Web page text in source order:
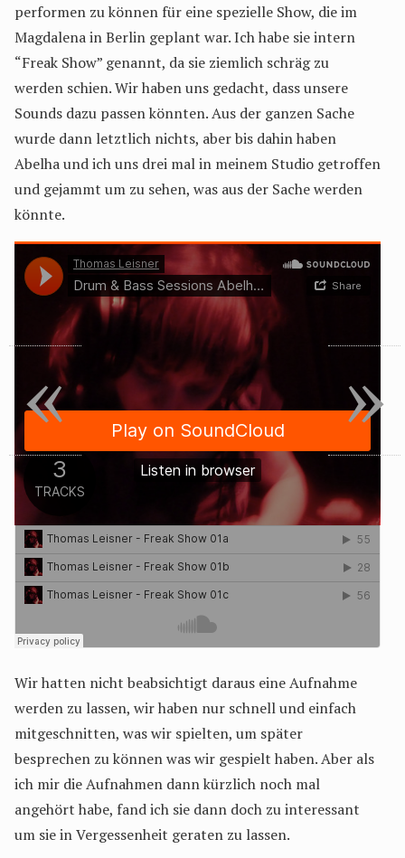
performen zu können für eine spezielle Show, die im
Magdalena in Berlin geplant war. Ich habe sie intern
“Freak Show” genannt, da sie ziemlich schräg zu
werden schien. Wir haben uns gedacht, dass unsere
Sounds dazu passen könnten. Aus der ganzen Sache
wurde dann letztlich nichts, aber bis dahin haben
Abelha und ich uns drei mal in meinem Studio getroffen
und gejammt um zu sehen, was aus der Sache werden
könnte.
Wir hatten nicht beabsichtigt daraus eine Aufnahme
werden zu lassen, wir haben nur schnell und einfach
mitgeschnitten, was wir spielten, um später
besprechen zu können was wir gespielt haben. Aber als
ich mir die Aufnahmen dann kürzlich noch mal
angehört habe, fand ich sie dann doch zu interessant
um sie in Vergessenheit geraten zu lassen.
»
«